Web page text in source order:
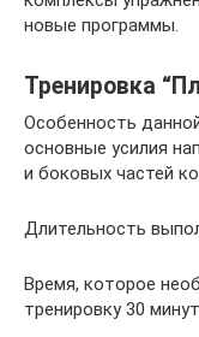
новые программы.
Тренировка
Особенность
основные усилия
и боковых частей
Длительность
Время, которое
тренировку 30